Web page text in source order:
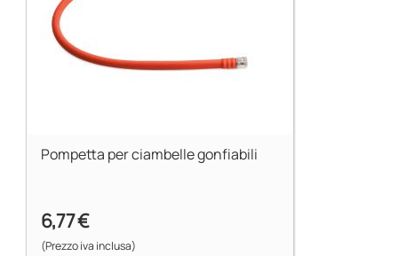
Pompetta per ciambelle gonfiabili
6,77 €
(Prezzo iva inclusa)